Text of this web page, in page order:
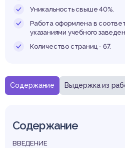
Содержание Выдержка из
Содержание
ВВЕДЕНИЕ
Уникальность свыше 40%.
Работа оформлена в
указаниями учебного
Количество страниц - 67.